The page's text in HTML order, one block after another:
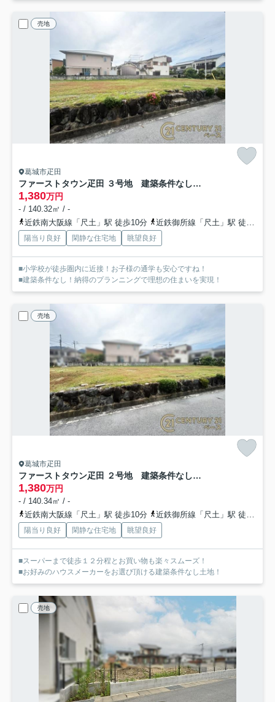
売地
葛城市疋田
ファーストタウン疋田 ３号地 建築条件なし土地
1,380万円
- / 140.32㎡ / -
近鉄南大阪線「尺土」駅 徒歩10分
近鉄御所線「尺土」駅 徒歩10分
陽当り良好 閑静な住宅地 眺望良好
■小学校が徒歩圏内に近接！お子様の通学も安心ですね！
■建築条件なし！納得のプランニングで理想の住まいを実現！
売地
葛城市疋田
ファーストタウン疋田 ２号地 建築条件なし土地
1,380万円
- / 140.34㎡ / -
近鉄南大阪線「尺土」駅 徒歩10分
近鉄御所線「尺土」駅 徒歩10分
陽当り良好 閑静な住宅地 眺望良好
■スーパーまで徒歩１２分程とお買い物も楽々スムーズ！
■お好みのハウスメーカーをお選び頂ける建築条件なし土地！
売地